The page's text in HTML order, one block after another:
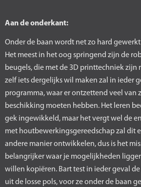
Aan de onderkant:
Onder de baan wordt net zo hard
Het meest in het oog springend zijn de
beugels, die met de 3D printtechniek zijn
zelf iets dergelijks wil maken zal in ieder
programma, waar er ontzettend veel van
beschikking moeten hebben. Het leren
gek ingewikkeld, maar het vergt wel de
met houtbewerkingsgereedschap zal dit
andere manier ontwikkelen, dus is het
belangrijker waar je mogelijkheden
willen kopiëren. Bart test in ieder geval
uit de losse pols, voor ze onder de baan